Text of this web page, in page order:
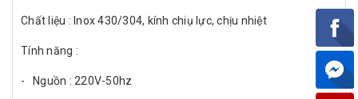
Chất liệu : Inox 430/304, kính chiụ lực, chịu nhiệt
Tính năng :
- Nguồn : 220V-50hz